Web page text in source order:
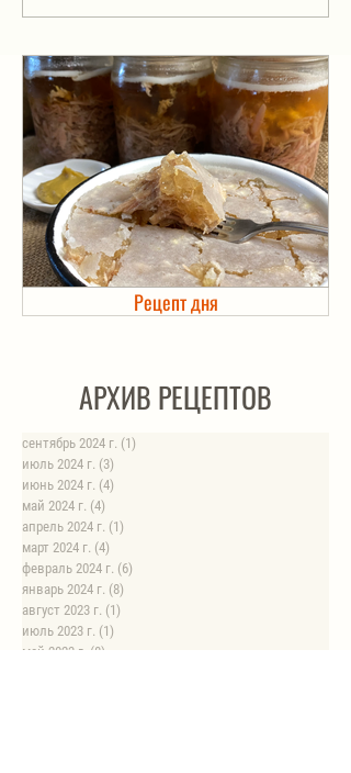
тмином или кориандром на
зиму.
Рецепт дня
Холодец в банке. Автоклав
АРХИВ РЕЦЕПТОВ
сентябрь 2024 г. (1)
июль 2024 г. (3)
июнь 2024 г. (4)
май 2024 г. (4)
апрель 2024 г. (1)
март 2024 г. (4)
февраль 2024 г. (6)
январь 2024 г. (8)
август 2023 г. (1)
июль 2023 г. (1)
май 2023 г. (8)